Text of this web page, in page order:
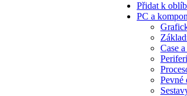
Přidat k
PC a
Case
Pevné